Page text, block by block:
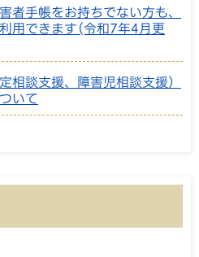
者手帳をお持ちでない方も、
用できます(令和7年4月更
相談支援、障害児相談支援）
いて